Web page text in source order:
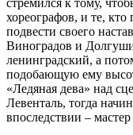
стремился к тому,
хореографов, и те, кто
подвести своего
Виноградов и
ленинградский, а
подобающую ему
«Ледяная дева» над
Левенталь, тогда
впоследствии –